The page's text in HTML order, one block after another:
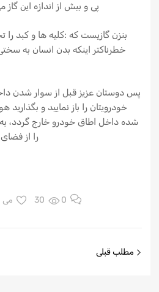
پی و بیش از اندازه این
بنزن گازیست که :کلیه ها و کبد را
خطرناکتر اینکه بدن انسان به
پس دوستان عزیز قبل از سوار شدن
خودرویتان را باز نمایید و
شده داخل اطاق خودرو خارج گردد،
را از
0
30 می
مطلب قبلی